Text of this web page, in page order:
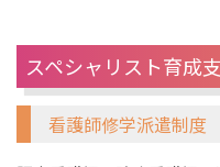
スペシャリスト育成
看護師修学派遣制度